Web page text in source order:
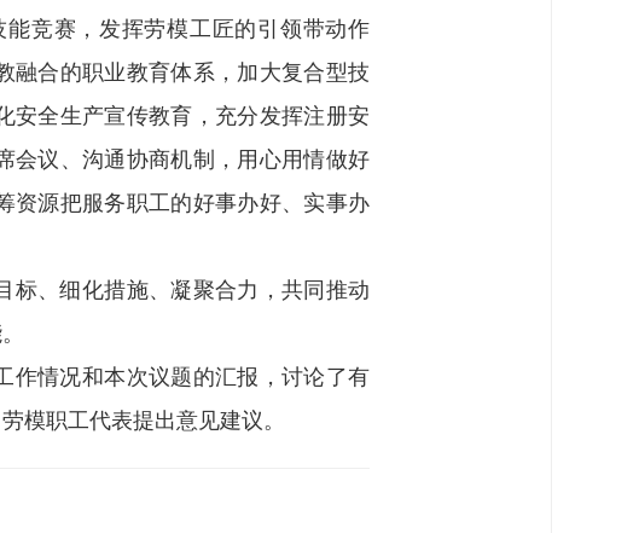
竞赛，发挥劳模工匠的引领带动作
融合的职业教育体系，加大复合型技
安全生产宣传教育，充分发挥注册安
会议、沟通协商机制，用心用情做好
资源把服务职工的好事办好、实事办
标、细化措施、凝聚合力，共同推动
作情况和本次议题的汇报，讨论了有
模职工代表提出意见建议。